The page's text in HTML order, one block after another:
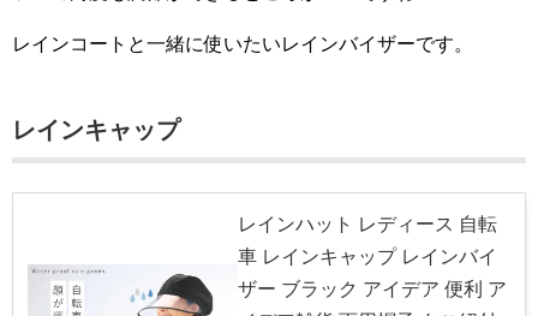
レインコートと一緒に使いたいレインバイザーです。
レインキャップ
レインハット レディース 自転
車 レインキャップ レインバイ
ザー ブラック アイデア 便利 ア